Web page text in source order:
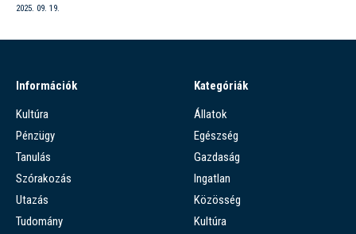
2025. 09. 19.
Információk
Kultúra
Pénzügy
Tanulás
Szórakozás
Utazás
Tudomány
Kategóriák
Állatok
Egészség
Gazdaság
Ingatlan
Közösség
Kultúra